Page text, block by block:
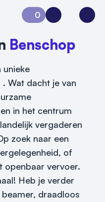
0
Aanvraag 0Inloggen
Benschop
unieke
Wat dacht je van
in het centrum
vergaderen
zoek naar een
of
openbaar vervoer.
Heb je verder
draadloos